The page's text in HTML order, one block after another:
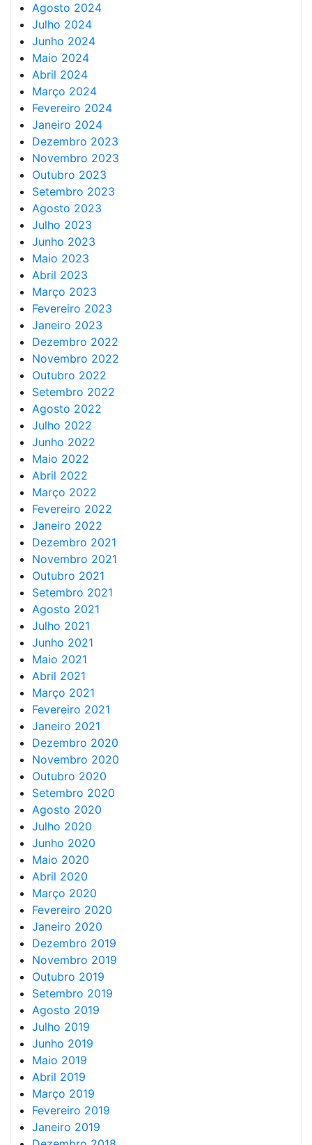
Agosto 2024
Julho 2024
Junho 2024
Maio 2024
Abril 2024
Março 2024
Fevereiro 2024
Janeiro 2024
Dezembro 2023
Novembro 2023
Outubro 2023
Setembro 2023
Agosto 2023
Julho 2023
Junho 2023
Maio 2023
Abril 2023
Março 2023
Fevereiro 2023
Janeiro 2023
Dezembro 2022
Novembro 2022
Outubro 2022
Setembro 2022
Agosto 2022
Julho 2022
Junho 2022
Maio 2022
Abril 2022
Março 2022
Fevereiro 2022
Janeiro 2022
Dezembro 2021
Novembro 2021
Outubro 2021
Setembro 2021
Agosto 2021
Julho 2021
Junho 2021
Maio 2021
Abril 2021
Março 2021
Fevereiro 2021
Janeiro 2021
Dezembro 2020
Novembro 2020
Outubro 2020
Setembro 2020
Agosto 2020
Julho 2020
Junho 2020
Maio 2020
Abril 2020
Março 2020
Fevereiro 2020
Janeiro 2020
Dezembro 2019
Novembro 2019
Outubro 2019
Setembro 2019
Agosto 2019
Julho 2019
Junho 2019
Maio 2019
Abril 2019
Março 2019
Fevereiro 2019
Janeiro 2019